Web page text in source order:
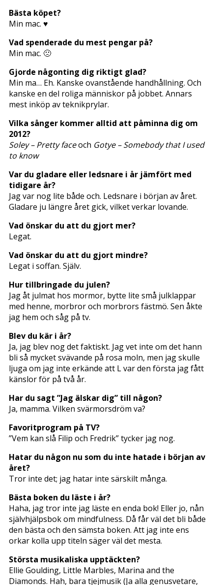
Bästa köpet?
Min mac. ♥
Vad spenderade du mest pengar på?
Min mac. 🙁
Gjorde någonting dig riktigt glad?
Min ma… Eh. Kanske ovanstående handhållning. Och
kanske en del roliga människor på jobbet. Annars
mest inköp av teknikprylar.
Vilka sånger kommer alltid att påminna dig om
2012?
Soley – Pretty faceoch Gotye – Somebody that I used
to know
Var du gladare eller ledsnare i år jämfört med
tidigare år?
Jag var nog lite både och. Ledsnare i början av året.
Gladare ju längre året gick, vilket verkar lovande.
Vad önskar du att du gjort mer?
Legat.
Vad önskar du att du gjort mindre?
Legat i soffan. Själv.
Hur tillbringade du julen?
Jag åt julmat hos mormor, bytte lite små julklappar
med henne, morbror och morbrors fästmö. Sen åkte
jag hem och såg på tv.
Blev du kär i år?
Ja, jag blev nog det faktiskt. Jag vet inte om det hann
bli så mycket svävande på rosa moln, men jag skulle
ljuga om jag inte erkände att L var den första jag fått
känslor för på två år.
Har du sagt ”Jag älskar dig” till någon?
Ja, mamma. Vilken svärmorsdröm va?
Favoritprogram på TV?
”Vem kan slå Filip och Fredrik” tycker jag nog.
Hatar du någon nu som du inte hatade i början av
året?
Tror inte det; jag hatar inte särskilt många.
Bästa boken du läste i år?
Haha, jag tror inte jag läste en enda bok! Eller jo, nån
självhjälpsbok om mindfulness. Då får väl det bli både
den bästa och den sämsta boken. Att jag inte ens
orkar kolla upp titeln säger väl det mesta.
Största musikaliska upptäckten?
Ellie Goulding, Little Marbles, Marina and the
Diamonds. Hah, bara tjejmusik (Ja alla genusvetare,